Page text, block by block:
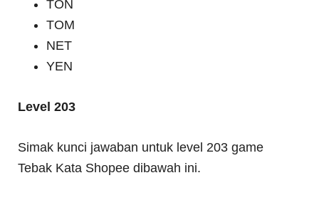
TON
TOM
NET
YEN
Level 203
Simak kunci jawaban untuk level 203 game
Tebak Kata Shopee dibawah ini.